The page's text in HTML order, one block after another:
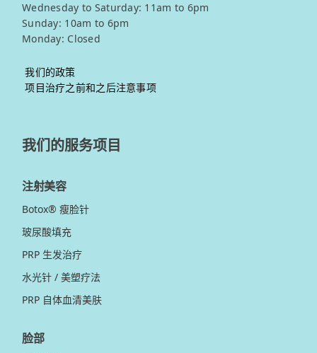
Wednesday to Saturday: 11am to 6pm
Sunday: 10am to 6pm
Monday: Closed
我们的政策
项目治疗之前和之后注意事项
我们的服务项目
注射美容
Botox® 瘦脸针
玻尿酸填充
PRP 生发治疗
水光针 / 美塑疗法
PRP 自体血清美肤
脸部